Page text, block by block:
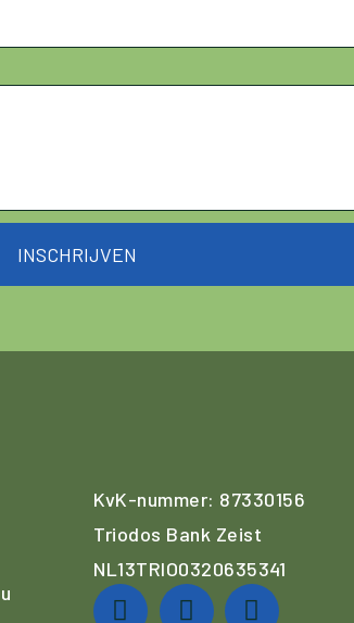
INSCHRIJVEN
KvK-nummer: 87330156
Triodos Bank Zeist
NL13TRIO0320635341